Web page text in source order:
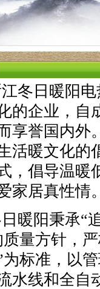
冬日暖阳电
的企业，自
享誉国内外
活暖文化的
，倡导温暖
家居真性情
暖阳秉承“
质量方针，
为标准，以
水线和全自